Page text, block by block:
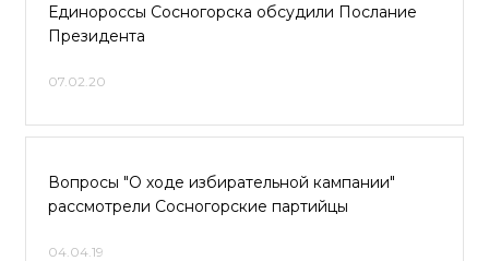
Единороссы Сосногорска обсудили Послание
Президента
07.02.20
Вопросы "О ходе избирательной кампании"
рассмотрели Сосногорские партийцы
04.04.19